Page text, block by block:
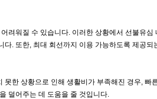
려워질 수 있습니다. 이러한 상황에서 선불유심
. 또한, 최대 회선까지 이용 가능하도록 제공되
못한 상황으로 인해 생활비가 부족해진 경우, 빠
덜어주는 데 도움을 줄 것입니다.